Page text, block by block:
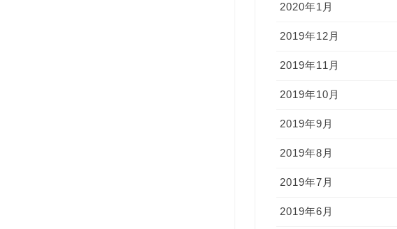
2020年1月
2019年12月
2019年11月
2019年10月
2019年9月
2019年8月
2019年7月
2019年6月